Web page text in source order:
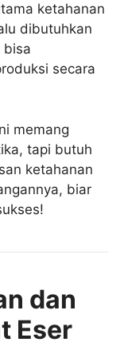
ketahanan
dibutuhkan
bisa
secara
memang
tapi butuh
ketahanan
biar
dan
Eser